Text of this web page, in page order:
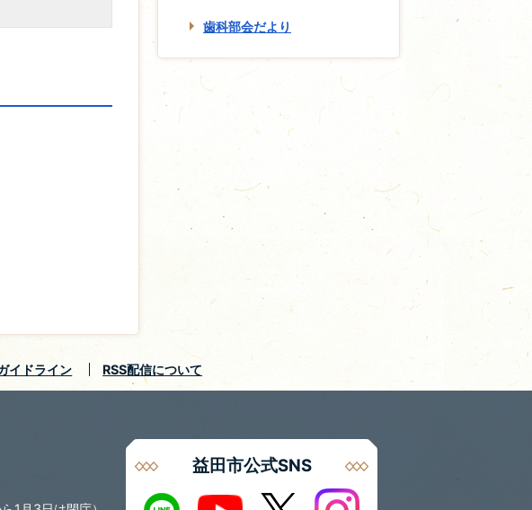
歯科部会だより
イドライン RSS配信について
益田市公式SNS
LINE Youtube X Instagram